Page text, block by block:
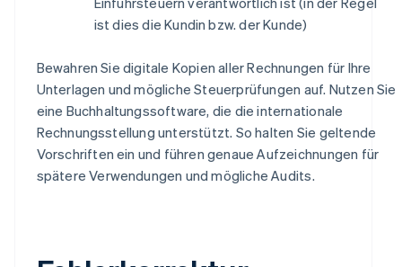
ist dies die Kundin bzw. der Kunde)
Bewahren Sie digitale Kopien aller Rechnungen für Ihre
Unterlagen und mögliche Steuerprüfungen auf. Nutzen Sie
eine Buchhaltungssoftware, die die internationale
Rechnungsstellung unterstützt. So halten Sie geltende
Vorschriften ein und führen genaue Aufzeichnungen für
spätere Verwendungen und mögliche Audits.